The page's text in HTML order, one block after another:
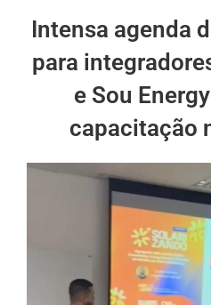
Intensa agenda
para
e Sou
capacitação